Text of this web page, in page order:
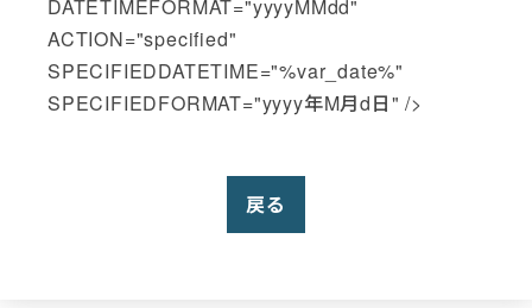
DATETIMEFORMAT="yyyyMMdd"
ACTION="specified"
SPECIFIEDDATETIME="%var_date%"
SPECIFIEDFORMAT="yyyy年M月d日" />
戻る